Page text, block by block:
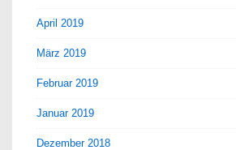
April 2019
März 2019
Februar 2019
Januar 2019
Dezember 2018